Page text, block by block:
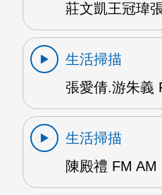
莊文凱王冠瑋
生活掃描
張愛倩.游朱義
生活掃描
陳殿禮 FM AM